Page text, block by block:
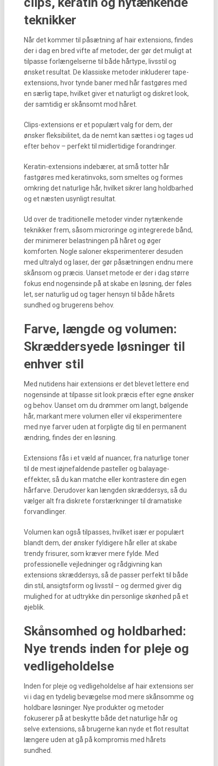
teknikker
Når det kommer til påsætning af hair extensions, findes
der i dag en bred vifte af metoder, der gør det muligt at
tilpasse forlængelserne til både hårtype, livsstil og
ønsket resultat. De klassiske metoder inkluderer tape-
extensions, hvor tynde baner med hår fastgøres med
en særlig tape, hvilket giver et naturligt og diskret look,
der samtidig er skånsomt mod håret.
Clips-extensions er et populært valg for dem, der
ønsker fleksibilitet, da de nemt kan sættes i og tages ud
efter behov – perfekt til midlertidige forandringer.
Keratin-extensions indebærer, at små totter hår
fastgøres med keratinvoks, som smeltes og formes
omkring det naturlige hår, hvilket sikrer lang holdbarhed
og et næsten usynligt resultat.
Ud over de traditionelle metoder vinder nytænkende
teknikker frem, såsom microringe og integrerede bånd,
der minimerer belastningen på håret og øger
komforten. Nogle saloner eksperimenterer desuden
med ultralyd og laser, der gør påsætningen endnu mere
skånsom og præcis. Uanset metode er der i dag større
fokus end nogensinde på at skabe en løsning, der føles
let, ser naturlig ud og tager hensyn til både hårets
sundhed og brugerens behov.
Farve, længde og volumen:
Skræddersyede løsninger til
enhver stil
Med nutidens hair extensions er det blevet lettere end
nogensinde at tilpasse sit look præcis efter egne ønsker
og behov. Uanset om du drømmer om langt, bølgende
hår, markant mere volumen eller vil eksperimentere
med nye farver uden at forpligte dig til en permanent
ændring, findes der en løsning.
Extensions fås i et væld af nuancer, fra naturlige toner
til de mest iøjnefaldende pasteller og balayage-
effekter, så du kan matche eller kontrastere din egen
hårfarve. Derudover kan længden skræddersys, så du
vælger alt fra diskrete forstærkninger til dramatiske
forvandlinger.
Volumen kan også tilpasses, hvilket især er populært
blandt dem, der ønsker fyldigere hår eller at skabe
trendy frisurer, som kræver mere fylde. Med
professionelle vejledninger og rådgivning kan
extensions skræddersys, så de passer perfekt til både
din stil, ansigtsform og livsstil – og dermed giver dig
mulighed for at udtrykke din personlige skønhed på et
øjeblik.
Skånsomhed og holdbarhed:
Nye trends inden for pleje og
vedligeholdelse
Inden for pleje og vedligeholdelse af hair extensions ser
vi i dag en tydelig bevægelse mod mere skånsomme og
holdbare løsninger. Nye produkter og metoder
fokuserer på at beskytte både det naturlige hår og
selve extensions, så brugerne kan nyde et flot resultat
længere uden at gå på kompromis med hårets
sundhed.